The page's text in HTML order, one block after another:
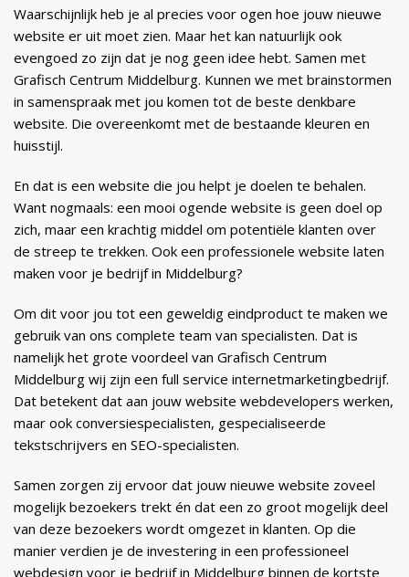
Waarschijnlijk heb je al precies voor ogen hoe jouw nieuwe
website er uit moet zien. Maar het kan natuurlijk ook
evengoed zo zijn dat je nog geen idee hebt. Samen met
Grafisch Centrum Middelburg. Kunnen we met brainstormen
in samenspraak met jou komen tot de beste denkbare
website. Die overeenkomt met de bestaande kleuren en
huisstijl.
En dat is een website die jou helpt je doelen te behalen.
Want nogmaals: een mooi ogende website is geen doel op
zich, maar een krachtig middel om potentiële klanten over
de streep te trekken. Ook een professionele website laten
maken voor je bedrijf in Middelburg?
Om dit voor jou tot een geweldig eindproduct te maken we
gebruik van ons complete team van specialisten. Dat is
namelijk het grote voordeel van Grafisch Centrum
Middelburg wij zijn een full service internetmarketingbedrijf.
Dat betekent dat aan jouw website webdevelopers werken,
maar ook conversiespecialisten, gespecialiseerde
tekstschrijvers en SEO-specialisten.
Samen zorgen zij ervoor dat jouw nieuwe website zoveel
mogelijk bezoekers trekt én dat een zo groot mogelijk deel
van deze bezoekers wordt omgezet in klanten. Op die
manier verdien je de investering in een professioneel
webdesign voor je bedrijf in Middelburg binnen de kortste